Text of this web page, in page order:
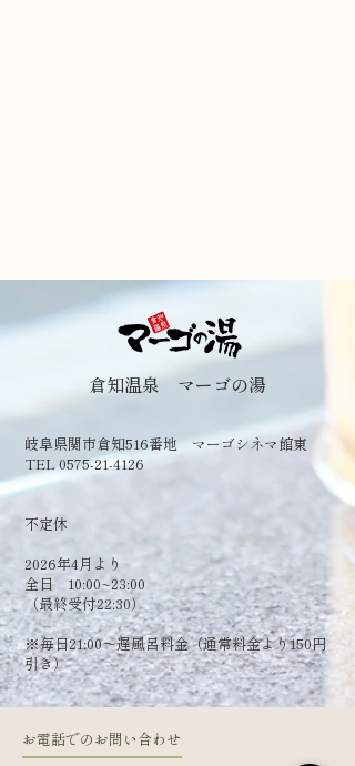
倉知温泉 マーゴの湯
岐阜県関市倉知516番地 マーゴシネマ館東
TEL 0575-21-4126
​不定休
2026年4月より
全日 10:00~23:00
（最終受付22:30）
​※毎日21:00～遅風呂料金（通常料金より150円
引き）
お電話でのお問い合わせ